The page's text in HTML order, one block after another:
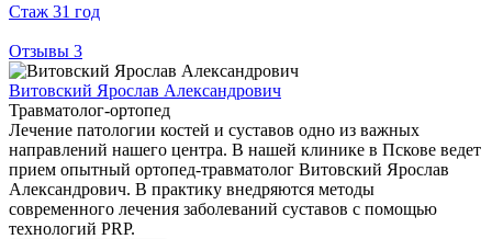
Стаж 31 год
Отзывы 3
Витовский Ярослав Александрович
Травматолог-ортопед
Лечение патологии костей и суставов одно из важных
направлений нашего центра. В нашей клинике в Пскове ведет
прием опытный ортопед-травматолог Витовский Ярослав
Александрович. В практику внедряются методы
современного лечения заболеваний суставов с помощью
технологий PRP.